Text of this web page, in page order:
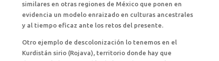
similares en otras regiones de México que ponen en
evidencia un modelo enraizado en culturas ancestrales
y al tiempo eficaz ante los retos del presente.
Otro ejemplo de descolonización lo tenemos en el
Kurdistán sirio (Rojava), territorio donde hay que